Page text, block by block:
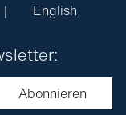
English
Abonnieren